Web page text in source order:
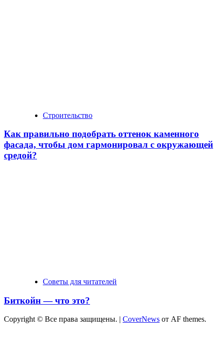
Строительство
Как правильно подобрать оттенок каменного
фасада, чтобы дом гармонировал с окружающей
средой?
Советы для читателей
Биткойн — что это?
Copyright © Все права защищены. | CoverNews от AF themes.